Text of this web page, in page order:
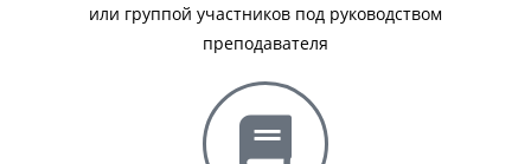
или группой участников под руководством
преподавателя